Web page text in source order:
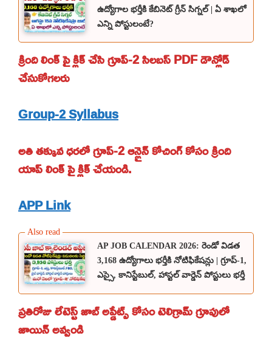
ఉద్యోగాల భర్తీకి కేబినెట్ గ్రీన్ సిగ్నల్ | ఏ శాఖలో
ఎన్ని పోస్టులంటే?
క్రింది లింక్ పై క్లిక్ చేసి గ్రూప్-2 సిలబస్ PDF డౌన్లోడ్
చేసుకోగలరు
Group-2 Syllabus
అతి తక్కువ ధరలో గ్రూప్-2 ఆన్లైన్ కోచింగ్ కోసం క్రింది
యాప్ లింక్ పై క్లిక్ చేయండి.
APP Link
AP JOB CALENDAR 2026: రెండో విడత
3,168 ఉద్యోగాలు భర్తీకి నోటిఫికేషన్లు | గ్రూప్-1,
ఎస్సై, కానిస్టేబుల్, హాస్టల్ వార్డెన్ పోస్టులు భర్తీ
ప్రతిరోజు లేటెస్ట్ జాబ్ అప్డేట్స్ కోసం టెలిగ్రామ్ గ్రూపులో
జాయిన్ అవ్వండి